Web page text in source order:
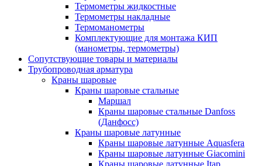
Термометры жидкостные
Термометры накладные
Термоманометры
Комплектующие для монтажа КИП
(манометры, термометры)
Сопутствующие товары и материалы
Трубопроводная арматура
Краны шаровые
Краны шаровые стальные
Маршал
Краны шаровые стальные Danfoss
(Данфосс)
Краны шаровые латунные
Краны шаровые латунные Aquasfera
Краны шаровые латунные Giacomini
Краны шаровые латунные Itap